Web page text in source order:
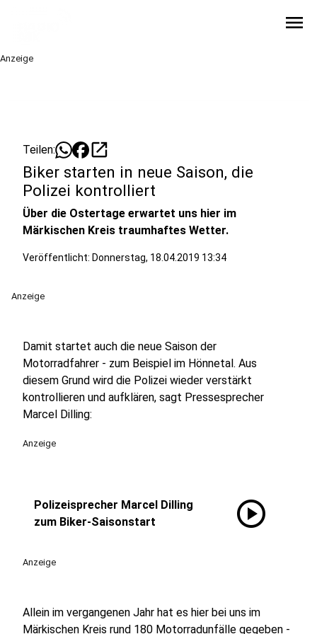
menu
Anzeige
Teilen: open_in_new
Biker starten in neue Saison, die
Polizei kontrolliert
Über die Ostertage erwartet uns hier im
Märkischen Kreis traumhaftes Wetter.
Veröffentlicht: Donnerstag, 18.04.2019 13:34
Anzeige
Damit startet auch die neue Saison der
Motorradfahrer - zum Beispiel im Hönnetal. Aus
diesem Grund wird die Polizei wieder verstärkt
kontrollieren und aufklären, sagt Pressesprecher
Marcel Dilling:
Anzeige
Polizeisprecher Marcel Dilling
zum Biker-Saisonstart
play_circle
Anzeige
Allein im vergangenen Jahr hat es hier bei uns im
Märkischen Kreis rund 180 Motorradunfälle gegeben -